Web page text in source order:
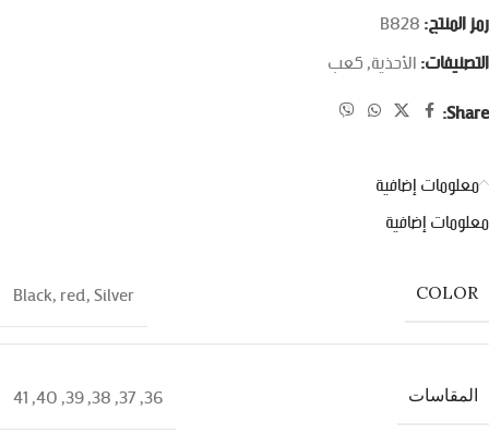
رمز المنتج:B828
التصنيفات:الأحذية,كعب
Share:
معلومات إضافية
معلومات إضافية
COLOR
Black,red,Silver
المقاسات 36
,
37
,
38
,
39
,
40
,
41